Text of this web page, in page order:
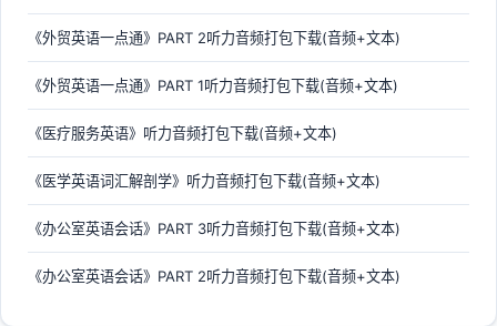
《外贸英语一点通》PART 2听力音频打包下载(音频+文本)
《外贸英语一点通》PART 1听力音频打包下载(音频+文本)
《医疗服务英语》听力音频打包下载(音频+文本)
《医学英语词汇解剖学》听力音频打包下载(音频+文本)
《办公室英语会话》PART 3听力音频打包下载(音频+文本)
《办公室英语会话》PART 2听力音频打包下载(音频+文本)